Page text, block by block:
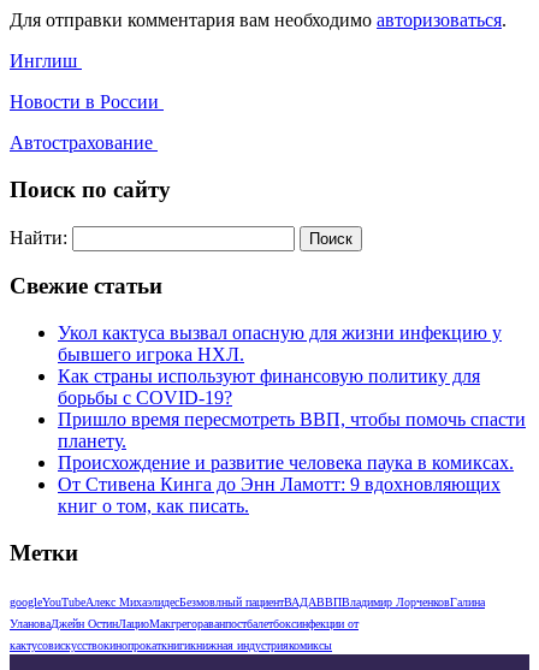
Для отправки комментария вам необходимо авторизоваться.
Инглиш
Новости в России
Автострахование
Поиск по сайту
Найти:
Свежие статьи
Укол кактуса вызвал опасную для жизни инфекцию у
бывшего игрока НХЛ.
Как страны используют финансовую политику для
борьбы с COVID-19?
Пришло время пересмотреть ВВП, чтобы помочь спасти
планету.
Происхождение и развитие человека паука в комиксах.
От Стивена Кинга до Энн Ламотт: 9 вдохновляющих
книг о том, как писать.
Метки
googleYouTubeАлекс МихаэлидесБезмовлный пациентВАДАВВПВладимир ЛорченковГалина
УлановаДжейн ОстинЛациоМакгрегораванпостбалетбоксинфекции от
кактусовискусствокинопрокаткнигикнижная индустриякомиксы